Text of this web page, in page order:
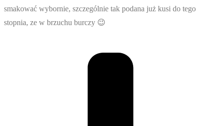
smakować wybornie, szczególnie tak podana już kusi do tego
stopnia, ze w brzuchu burczy 😉